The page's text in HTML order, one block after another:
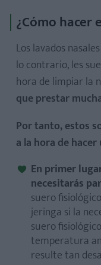
¿Cómo hacer
Los lavados
lo contrario, les
hora de limpiar la
que prestar
Por tanto, estos
a la hora de
En primer
necesitarás
suero
jeringa si la
suero
temperatura
resulte tan